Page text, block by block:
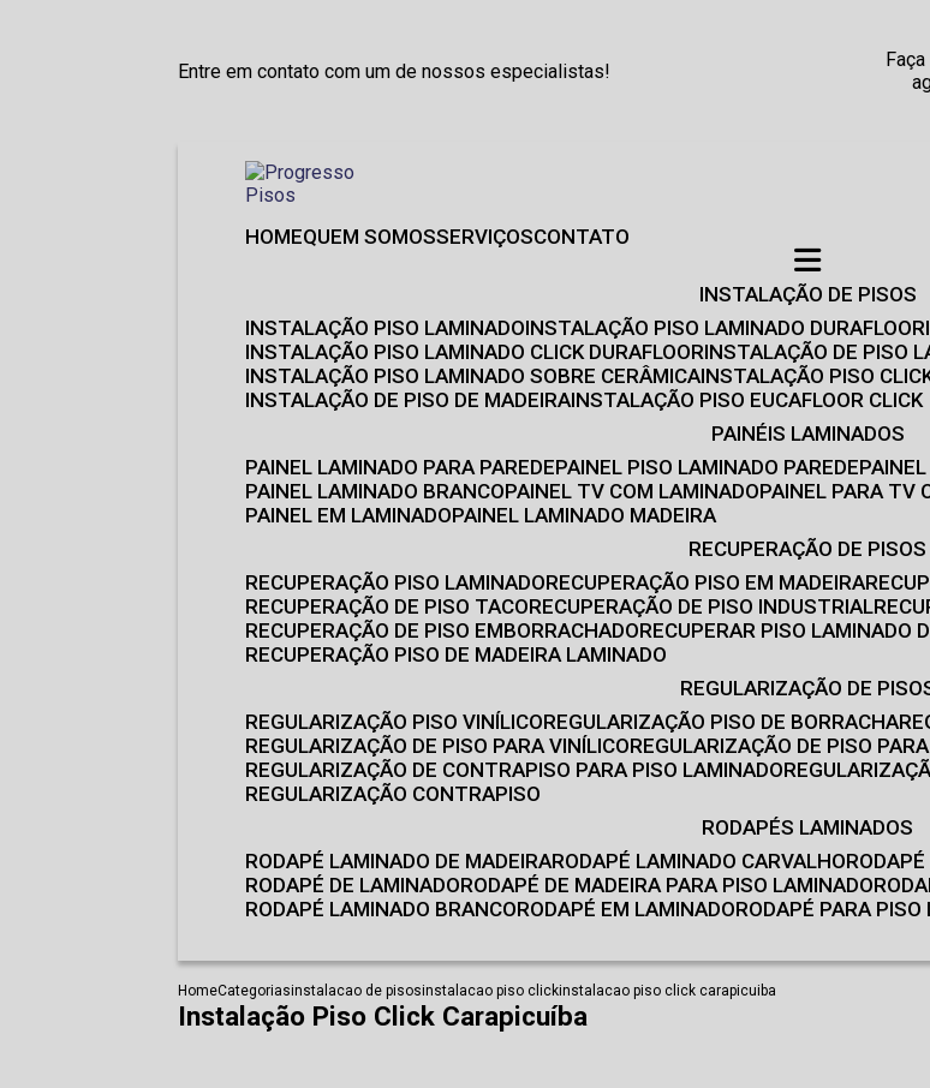
Entre em contato com um de nossos especialistas!
HOME QUEM SOMOS SERVIÇOS CONTATO
INSTALAÇÃO DE PISOS
INSTALAÇÃO PISO LAMINADO INSTALAÇÃO PISO LAMINADO DURAFLOOR
INSTALAÇÃO PISO LAMINADO CLICK DURAFLOOR INSTALAÇÃO DE PISO
INSTALAÇÃO PISO LAMINADO SOBRE CERÂMICA INSTALAÇÃO PISO
INSTALAÇÃO DE PISO DE MADEIRA INSTALAÇÃO PISO EUCAFLOOR CLICK
PAINÉIS LAMINADOS
PAINEL LAMINADO PARA PAREDE PAINEL PISO LAMINADO PAREDE
PAINEL LAMINADO BRANCO PAINEL TV COM LAMINADO PAINEL PARA TV
PAINEL EM LAMINADO PAINEL LAMINADO MADEIRA
RECUPERAÇÃO DE PISOS
RECUPERAÇÃO PISO LAMINADO RECUPERAÇÃO PISO EM MADEIRA
RECUPERAÇÃO DE PISO TACO RECUPERAÇÃO DE PISO INDUSTRIAL
RECUPERAÇÃO DE PISO EMBORRACHADO RECUPERAR PISO LAMINADO
RECUPERAÇÃO PISO DE MADEIRA LAMINADO
REGULARIZAÇÃO DE
REGULARIZAÇÃO PISO VINÍLICO REGULARIZAÇÃO PISO DE BORRACHA
REGULARIZAÇÃO DE PISO PARA VINÍLICO REGULARIZAÇÃO DE PISO
REGULARIZAÇÃO DE CONTRAPISO PARA PISO LAMINADO
REGULARIZAÇÃO CONTRAPISO
RODAPÉS LAMINADOS
RODAPÉ LAMINADO DE MADEIRA RODAPÉ LAMINADO CARVALHO
RODAPÉ DE LAMINADO RODAPÉ DE MADEIRA PARA PISO LAMINADO
RODAPÉ LAMINADO BRANCO RODAPÉ EM LAMINADO RODAPÉ PARA
HomeCategoriasinstalacao de pisosinstalacao piso clickinstalacao piso click carapicuiba
Instalação Piso Click Carapicuíba